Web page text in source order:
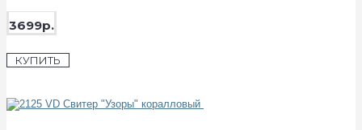
3699р.
КУПИТЬ